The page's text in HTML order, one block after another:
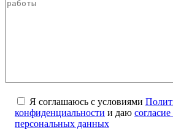
Я соглашаюсь с условиями
конфиденциальности и даю
персональных данных